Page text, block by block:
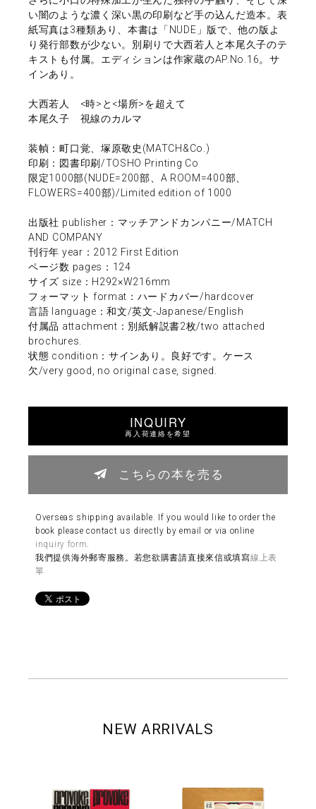
い闇のような濃く深い黒の印刷など手の込んだ造本。表
紙写真は3種類あり、本書は「NUDE」版で、他の版よ
り発行部数が少ない。別刷りで大西若人と本尾久子のテ
キストも付属。エディションは作家蔵のAP.No.16。サ
インあり。
大西若人 <時>と<場所>を超えて
本尾久子 視線のカルマ
装幀：町口覚、塚原敬史(MATCH&Co.)
印刷：図書印刷/TOSHO Printing Co
限定1000部(NUDE=200部、A ROOM=400部、
FLOWERS=400部)/Limited edition of 1000
出版社 publisher：マッチアンドカンパニー/MATCH
AND COMPANY
刊行年 year：2012 First Edition
ページ数 pages：124
サイズ size：H292×W216mm
フォーマット format：ハードカバー/hardcover
言語 language：和文/英文-Japanese/English
付属品 attachment：別紙解説書2枚/two attached
brochures.
状態 condition：サインあり。良好です。ケース
欠/very good, no original case, signed.
INQUIRY
再入荷連絡を希望
こちらの本を売る
Overseas shipping available. If you would like to order the
book please contact us directly by email or via online
inquiry form.
我們提供海外郵寄服務。若您欲購書請直接來信或填寫線上表
單
NEW ARRIVALS